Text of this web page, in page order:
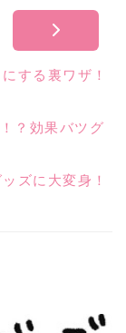
する裏ワザ！
？効果バツグ
ズに大変身！